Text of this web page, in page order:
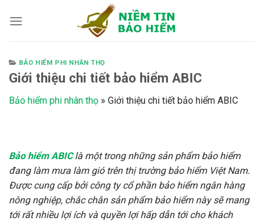
BẢO HIỂM PHI NHÂN THỌ
Giới thiệu chi tiết bảo hiểm ABIC
Bảo hiểm phi nhân thọ » Giới thiệu chi tiết bảo hiểm ABIC
Bảo hiểm ABIClà một trong những sản phẩm bảo hiểm
đang làm mưa làm gió trên thị trường bảo hiểm Việt Nam.
Được cung cấp bởi công ty cổ phần bảo hiểm ngân hàng
nông nghiệp, chắc chắn sản phẩm bảo hiểm này sẽ mang
tới rất nhiều lợi ích và quyền lợi hấp dẫn tới cho khách